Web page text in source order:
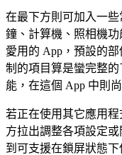
在最下方則可加入一
鐘、計算機、照相機
愛用的 App，預設的
制的項目算是蠻完整
能，在這個 App 中則
若正在使用其它應用
方拉出調整各項設定
到可支援在鎖屏狀態